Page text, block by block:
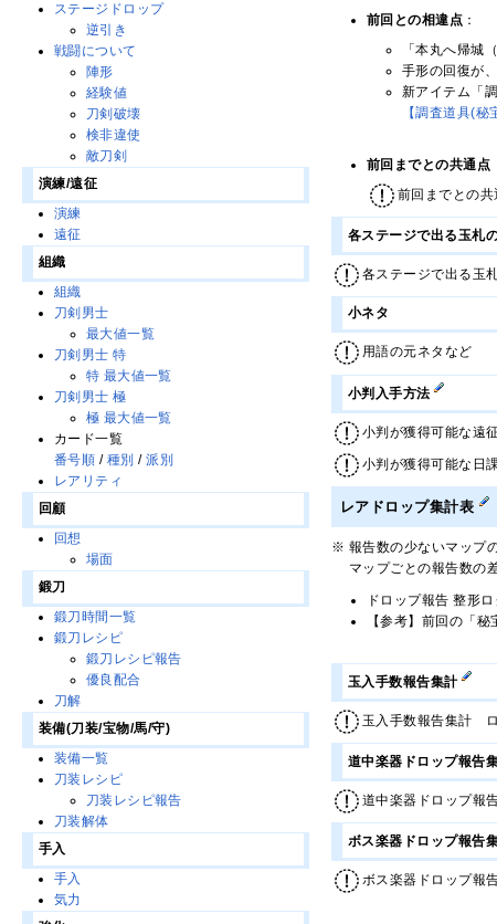
前回との相違点 ：
「本丸へ帰城
手形の回復が
新アイテム「
【調査道具(秘
前回までとの共通点
前回までとの共
各ステージで出る玉札
各ステージで出る玉
小ネタ
用語の元ネタなど
小判入手方法
小判が獲得可能な遠
小判が獲得可能な日
レアドロップ集計表
※ 報告数の少ないマップ
マップごとの報告数の
ドロップ報告 整形
【参考】前回の「
玉入手数報告集計
玉入手数報告集計
道中楽器ドロップ報告
道中楽器ドロップ
ボス楽器ドロップ報告
ボス楽器ドロップ
ステージドロップ
逆引き
戦闘について
陣形
経験値
刀剣破壊
検非違使
敵刀剣
演練/遠征
演練
遠征
組織
組織
刀剣男士
最大値一覧
刀剣男士 特
特 最大値一覧
刀剣男士 極
極 最大値一覧
カード一覧
番号順 / 種別 /派別
レアリティ
回顧
回想
場面
鍛刀
鍛刀時間一覧
鍛刀レシピ
鍛刀レシピ報告
優良配合
刀解
装備(刀装/宝物/馬/守)
装備一覧
刀装レシピ
刀装レシピ報告
刀装解体
手入
手入
気力